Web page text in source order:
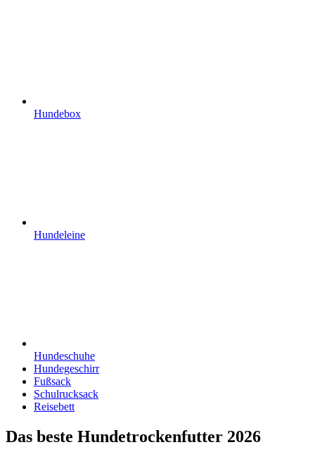
Hundebox
Hundeleine
Hundeschuhe
Hundegeschirr
Fußsack
Schulrucksack
Reisebett
Das beste Hundetrockenfutter 2026